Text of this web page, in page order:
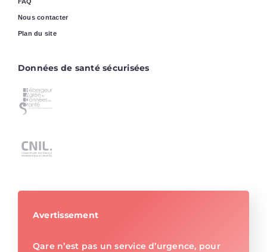
Nous contacter
Plan du site
Données de santé sécurisées
Avertissement
Qare n’est pas un service d’urgence, pour